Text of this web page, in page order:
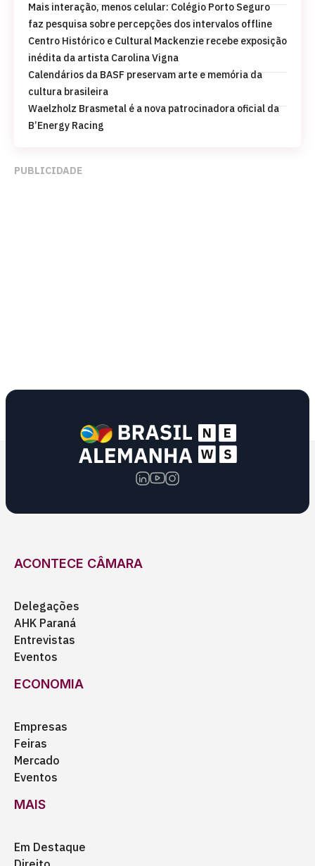
Mais interação, menos celular: Colégio Porto Seguro
faz pesquisa sobre percepções dos intervalos offline
Centro Histórico e Cultural Mackenzie recebe exposição
inédita da artista Carolina Vigna
Calendários da BASF preservam arte e memória da
cultura brasileira
Waelzholz Brasmetal é a nova patrocinadora oficial da
B’Energy Racing
PUBLICIDADE
ACONTECE CÂMARA
Delegações
AHK Paraná
Entrevistas
Eventos
ECONOMIA
Empresas
Feiras
Mercado
Eventos
MAIS
Em Destaque